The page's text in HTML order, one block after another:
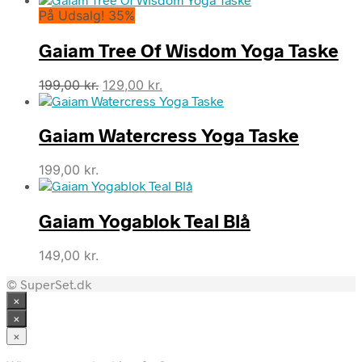
pris
250,00 kr..149,00 kr..
På Udsalg! 35%
Gaiam Tree Of Wisdom Yoga Taske
199,00kr. Den
oprindelige
var:
199,00 kr..
129,00 kr.
aktuelle
er:
129,00 kr..
Gaiam Watercress Yoga Taske
199,00 kr.
Gaiam Yogablok Teal Blå
149,00 kr.
© SuperSet.dk
×
×
×